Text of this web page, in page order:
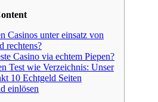
Casinos unter einsatz von
rechtens?
Casino via echtem Piepen?
Test wie Verzeichnis: Unser
10 Echtgeld Seiten
einlösen